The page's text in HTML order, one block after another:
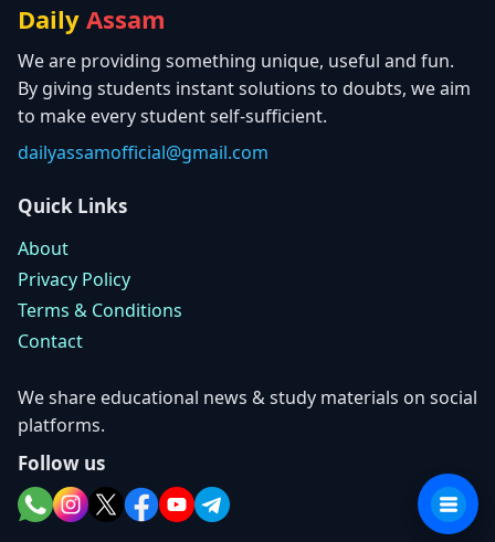
Daily Assam
We are providing something unique, useful and fun.
By giving students instant solutions to doubts, we aim
to make every student self-sufficient.
dailyassamofficial@gmail.com
Quick Links
About
Privacy Policy
Terms & Conditions
Contact
We share educational news & study materials on social
platforms.
Follow us